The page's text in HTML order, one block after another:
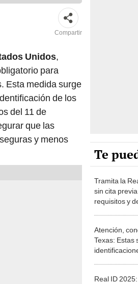
Compartir
Unidos,
para
Esta medida surge
de los
del 11 de
que las
y menos
Te
Tramita la
sin cita
requisitos y
Atención,
Texas: Estas
Real ID